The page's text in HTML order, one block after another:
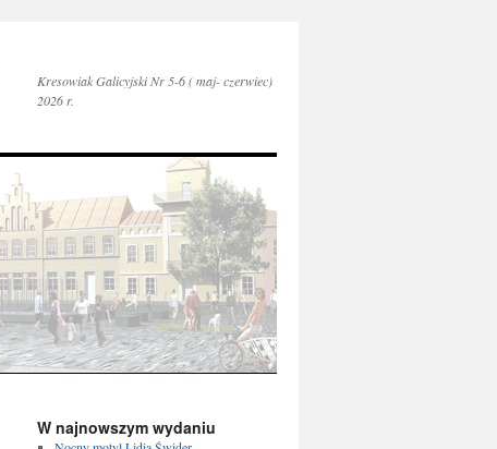
Kresowiak Galicyjski Nr 5-6 ( maj- czerwiec)
2026 r.
W najnowszym wydaniu